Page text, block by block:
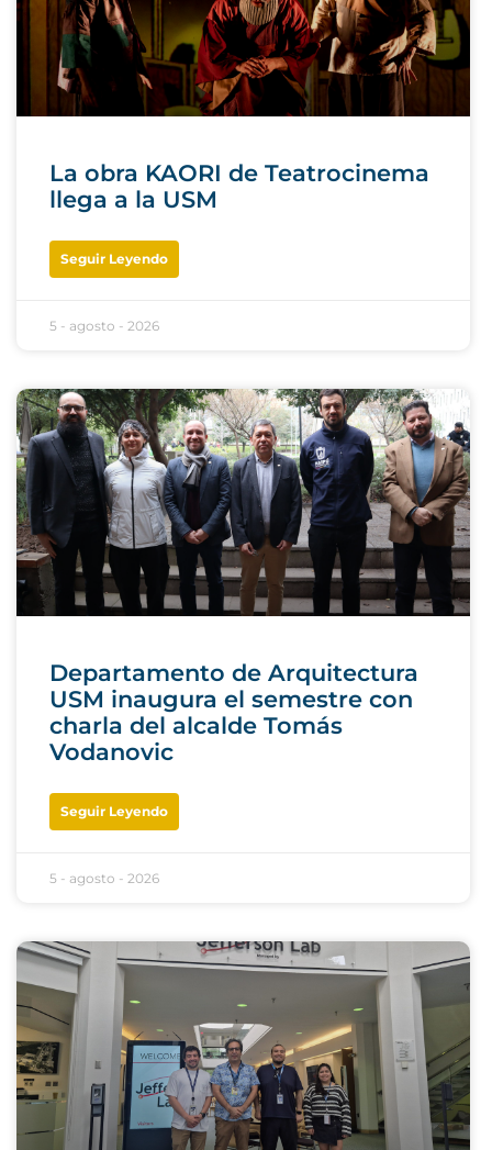
La obra KAORI de Teatrocinema
llega a la USM
Seguir Leyendo
5 - agosto - 2026
Departamento de Arquitectura
USM inaugura el semestre con
charla del alcalde Tomás
Vodanovic
Seguir Leyendo
5 - agosto - 2026